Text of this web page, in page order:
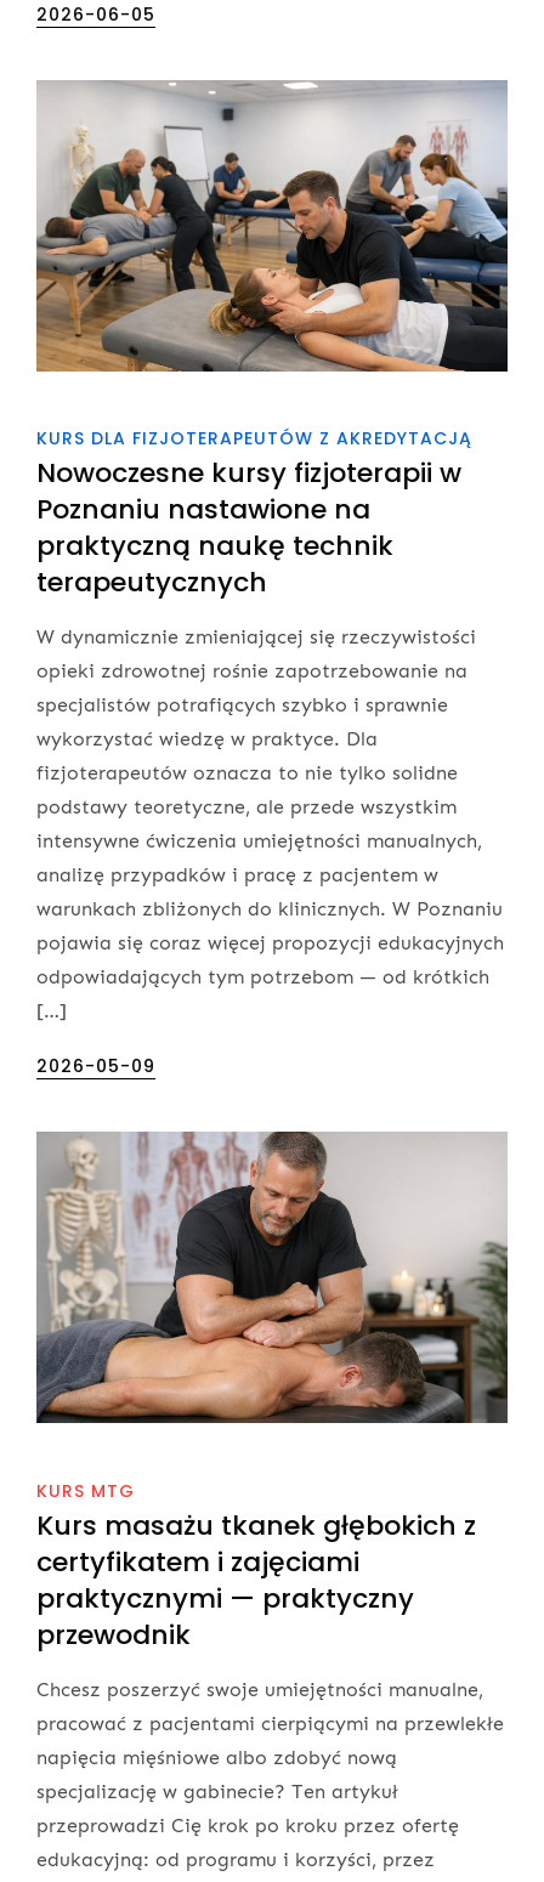
Posted
2026-06-05
KURS DLA FIZJOTERAPEUTÓW Z AKREDYTACJĄ
Nowoczesne kursy fizjoterapii w
Poznaniu nastawione na
praktyczną naukę technik
terapeutycznych
W dynamicznie zmieniającej się rzeczywistości
opieki zdrowotnej rośnie zapotrzebowanie na
specjalistów potrafiących szybko i sprawnie
wykorzystać wiedzę w praktyce. Dla
fizjoterapeutów oznacza to nie tylko solidne
podstawy teoretyczne, ale przede wszystkim
intensywne ćwiczenia umiejętności manualnych,
analizę przypadków i pracę z pacjentem w
warunkach zbliżonych do klinicznych. W Poznaniu
pojawia się coraz więcej propozycji edukacyjnych
odpowiadających tym potrzebom — od krótkich
[…]
Posted
2026-05-09
KURS MTG
Kurs masażu tkanek głębokich z
certyfikatem i zajęciami
praktycznymi — praktyczny
przewodnik
Chcesz poszerzyć swoje umiejętności manualne,
pracować z pacjentami cierpiącymi na przewlekłe
napięcia mięśniowe albo zdobyć nową
specjalizację w gabinecie? Ten artykuł
przeprowadzi Cię krok po kroku przez ofertę
edukacyjną: od programu i korzyści, przez